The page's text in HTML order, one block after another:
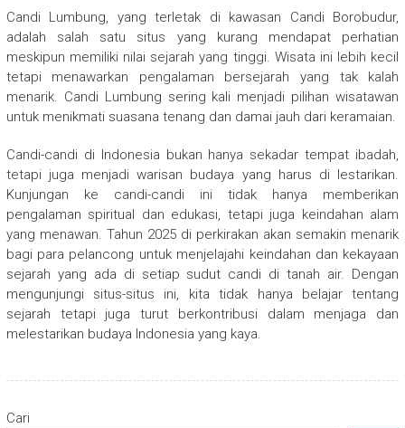
Candi Lumbung, yang terletak di kawasan Candi Borobudur,
adalah salah satu situs yang kurang mendapat perhatian
meskipun memiliki nilai sejarah yang tinggi. Wisata ini lebih kecil
tetapi menawarkan pengalaman bersejarah yang tak kalah
menarik. Candi Lumbung sering kali menjadi pilihan wisatawan
untuk menikmati suasana tenang dan damai jauh dari keramaian.
Candi-candi di Indonesia bukan hanya sekadar tempat ibadah,
tetapi juga menjadi warisan budaya yang harus di lestarikan.
Kunjungan ke candi-candi ini tidak hanya memberikan
pengalaman spiritual dan edukasi, tetapi juga keindahan alam
yang menawan. Tahun 2025 di perkirakan akan semakin menarik
bagi para pelancong untuk menjelajahi keindahan dan kekayaan
sejarah yang ada di setiap sudut candi di tanah air. Dengan
mengunjungi situs-situs ini, kita tidak hanya belajar tentang
sejarah tetapi juga turut berkontribusi dalam menjaga dan
melestarikan budaya Indonesia yang kaya.
Cari